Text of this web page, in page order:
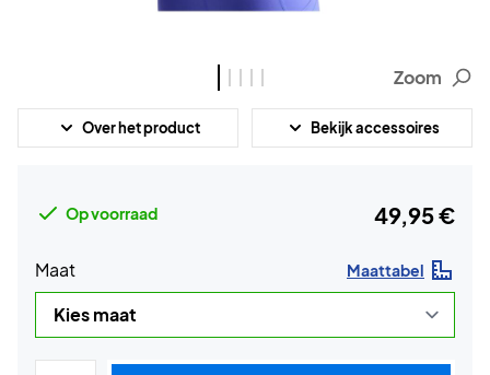
Zoom
Over het product Bekijk accessoires
Op voorraad 49,95 €
Maat Maattabel